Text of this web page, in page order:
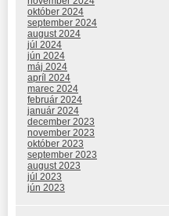
október 2024
september 2024
august 2024
júl 2024
jún 2024
máj 2024
apríl 2024
marec 2024
február 2024
január 2024
december 2023
november 2023
október 2023
september 2023
august 2023
júl 2023
jún 2023